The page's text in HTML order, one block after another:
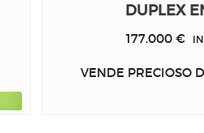
DUPLEX
177.000 €
VENDE PRECIOSO